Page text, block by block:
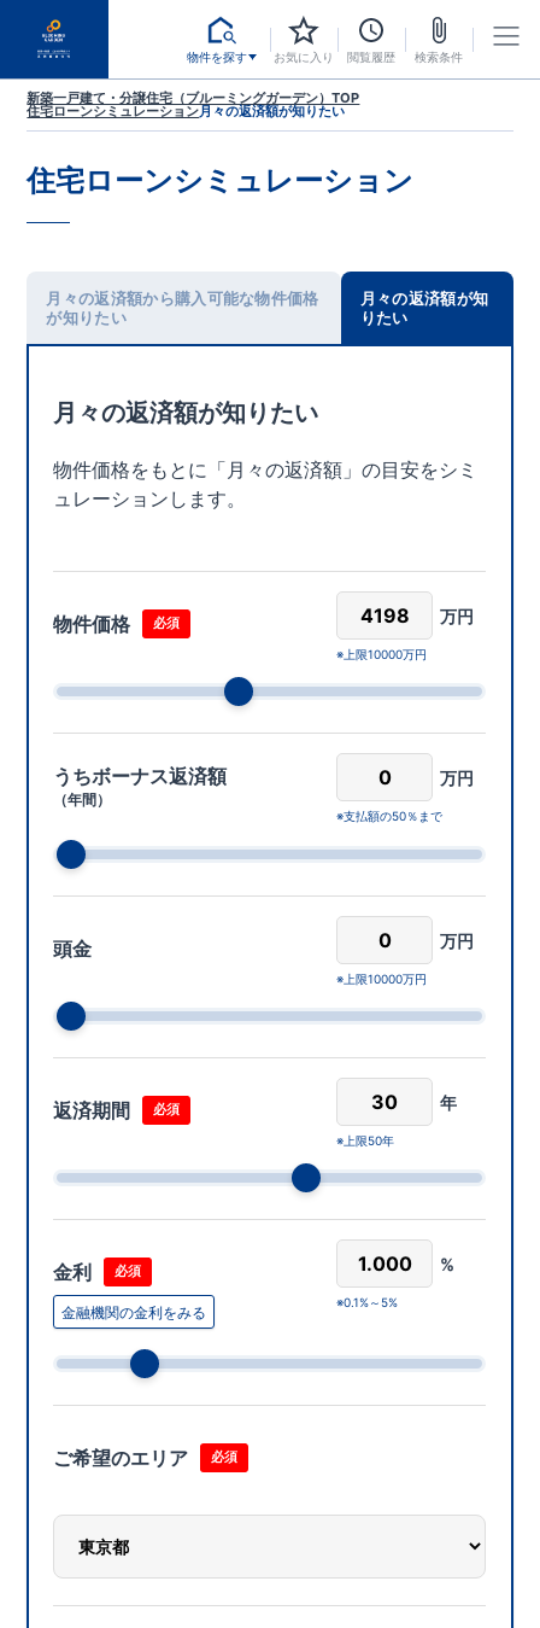
物件を探す お気に入り 閲覧履歴 検索条件
新築一戸建て・分譲住宅（ブルーミングガーデン）TOP
住宅ローンシミュレーション月々の返済額が知りたい
住宅ローンシミュレーション
月々の返済額から購入可能な物件価格
が知りたい
月々の返済額が知
りたい
月々の返済額が知りたい
物件価格をもとに「月々の返済額」の目安をシミ
ュレーションします。
物件価格 必須 万円
上限10000万円
うちボーナス返済額
（年間）
万円
支払額の50％まで
頭金 万円
上限10000万円
返済期間 必須 年
上限50年
金利
金融機関の金利をみる
必須 %
0.1%～5%
ご希望のエリア 必須